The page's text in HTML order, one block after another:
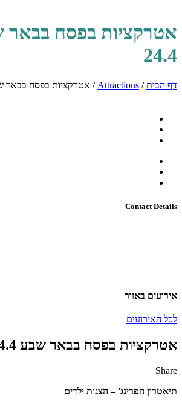
24.4
דף הבית/
Attractions
/ אטרקציות בפסח בבאר שבע
Contact Details
אירועים באזור
לכל האירועים
אטרקציות בפסח בבאר שבע 21-24.4
Share
Email
Twitter
Google
Facebook
תיאטרון הפרינג' – הצגות ילדים